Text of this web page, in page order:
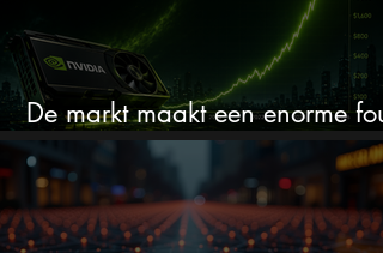
De markt maakt een enorme fout